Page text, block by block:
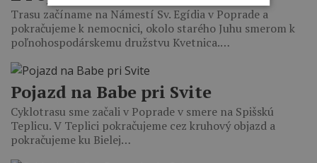
Trasu začíname na Námestí Sv. Egídia v Poprade a
pokračujeme k nemocnici, okolo starého Juhu smerom k
poľnohospodárskemu družstvu Kvetnica.…
Pojazd na Babe pri Svite
Cyklotrasu sme začali v Poprade v smere na Spišskú
Teplicu. V Teplici pokračujeme cez kruhový objazd a
pokračujeme ku Bielej…